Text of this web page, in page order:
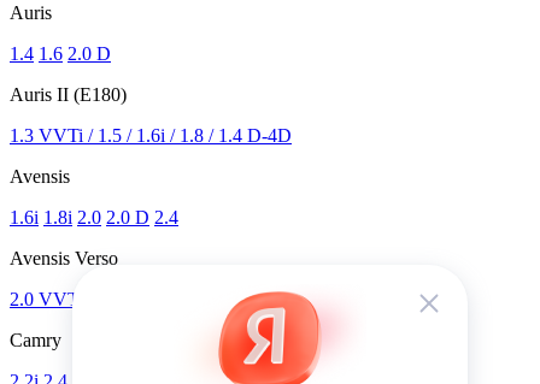
Auris
1.4 1.6 2.0 D
Auris II (E180)
1.3 VVTi / 1.5 / 1.6i / 1.8 / 1.4 D-4D
Avensis
1.6i 1.8i 2.0 2.0 D 2.4
Avensis Verso
2.0 VVT-i / 2.4 VVT-i
Camry